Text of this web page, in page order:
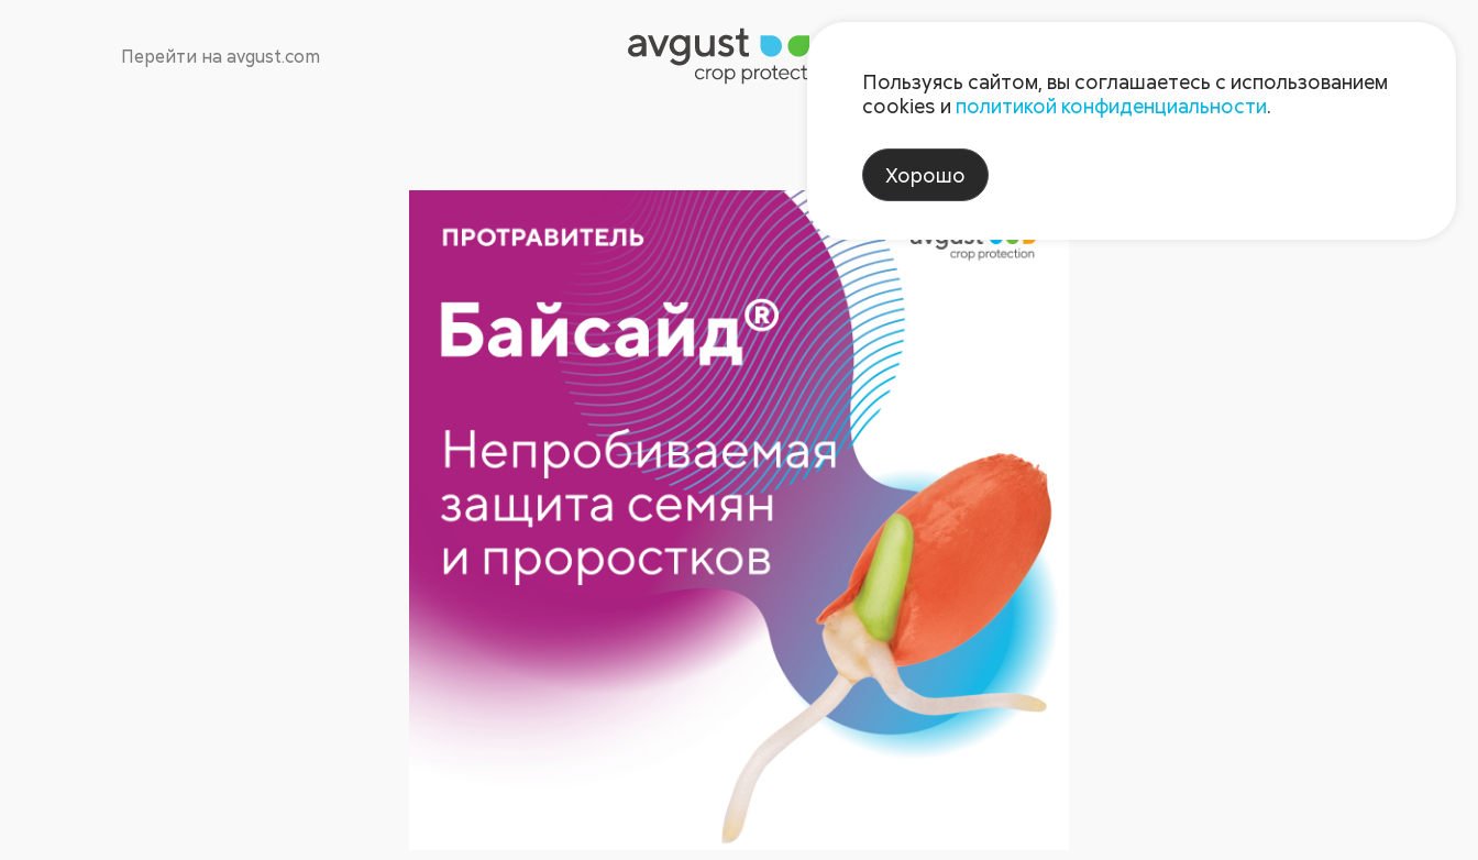
Перейти на avgust.com
Пользуясь сайтом, вы соглашаетесь с использованием
cookies и политикой конфиденциальности.
Хорошо